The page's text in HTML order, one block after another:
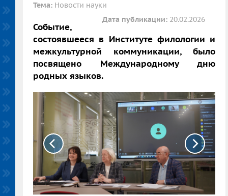
Тема: Новости науки
Дата публикации: 20.02.2026
Событие,
состоявшееся в Институте филологии и
межкультурной коммуникации, было
посвящено Международному дню
родных языков.